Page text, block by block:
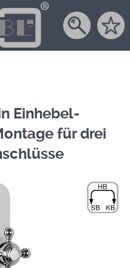
Einhebel-
für drei